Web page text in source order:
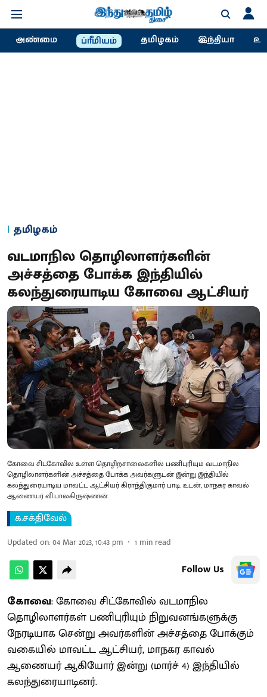
அண்மை ப்ரீமியம் தமிழகம் இந்தியா
தமிழகம்
வடமாநில தொழிலாளர்களின்
அச்சத்தை போக்க இந்தியில்
கலந்துரையாடிய கோவை ஆட்சியர்
கோவை சிட்கோவில் உள்ள தொழிற்சாலைகளில் பணிபுரியும் வடமாநில
தொழிலாளர்களின் அச்சத்தை போக்க அவர்களுடன் இன்று இந்தியில்
கலந்துரையாடிய மாவட்ட ஆட்சியர் கிராந்திகுமார் பாடி. உடன், மாநகர காவல்
ஆணையர் வி.பாலகிருஷ்ணன்.
க.சக்திவேல்
Updated on:04 Mar 2023, 10:43 pm 1 min read
Follow Us
கோவை: கோவை சிட்கோவில் வடமாநில
தொழிலாளர்கள் பணிபுரியும் நிறுவனங்களுக்கு
நேரடியாக சென்று அவர்களின் அச்சத்தை போக்கும்
வகையில் மாவட்ட ஆட்சியர், மாநகர காவல்
ஆணையர் ஆகியோர் இன்று (மார்ச் 4) இந்தியில்
கலந்துரையாடினர்.